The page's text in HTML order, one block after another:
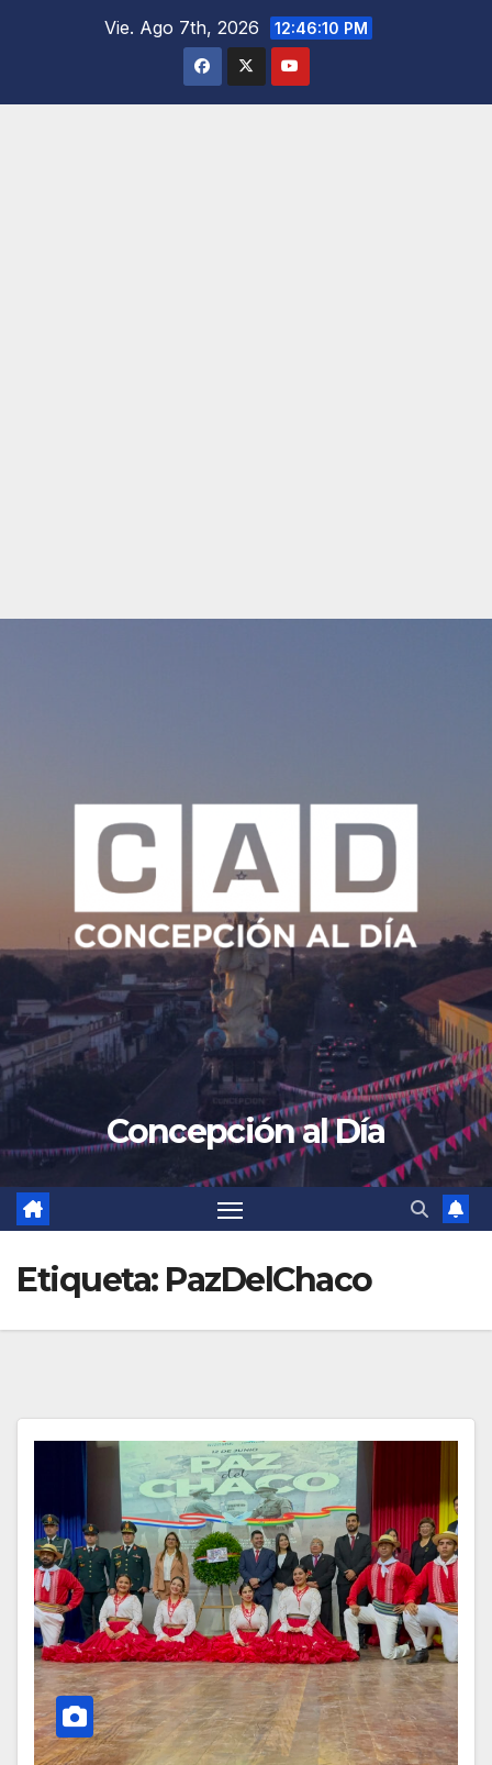
Vie. Ago 7th, 2026 12:46:11 PM
Concepción al Día
Etiqueta: PazDelChaco